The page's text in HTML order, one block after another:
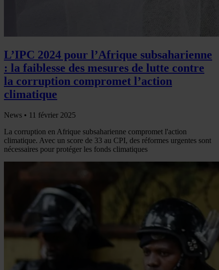
L’IPC 2024 pour l’Afrique subsaharienne
: la faiblesse des mesures de lutte contre
la corruption compromet l’action
climatique
News • 11 février 2025
La corruption en Afrique subsaharienne compromet l'action
climatique. Avec un score de 33 au CPI, des réformes urgentes sont
nécessaires pour protéger les fonds climatiques